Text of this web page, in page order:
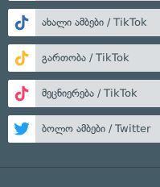
ახალი ამბები / TikTok
გართობა / TikTok
მეცნიერება / TikTok
ბოლო ამბები / Twitter